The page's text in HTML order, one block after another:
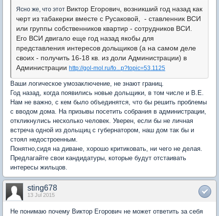
Ясно же, что этот Виктор Егорович, возникший год назад как
черт из табакерки вместе с Русаковой, - ставленник ВСИ
или группы собственников квартир - сотрудников ВСИ.
Его ВСИ двигало еще год назад якобы для
представления интересов дольщиков (а на самом деле
своих - получить 16-18 кв. из доли Администрации) в
Администрации http://gol-mol.ru/fo...p?topic=53.1125
Ваши логическое умозаключение, не знают границ.
Год назад, когда появились новые дольщики, в том числе и В.Е.
Нам не важно, с кем было объединятся, что бы решить проблемы
с вводом дома. На призывы посетить собрания в администрации,
откликнулись несколько человек. Уверен, если бы не личная
встреча одной из дольщиц с губернатором, наш дом так бы и
стоял недостроенным.
Понятно,сидя на диване, хорошо критиковать, ни чего не делая.
Предлагайте свои кандидатуры, которые будут отстаивать
интересы жильцов.
sting678
13 Jul 2015
Не понимаю почему Виктор Егорович не может ответить за себя